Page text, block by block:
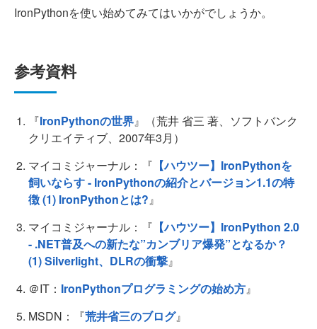
IronPythonを使い始めてみてはいかがでしょうか。
参考資料
『IronPythonの世界』（荒井 省三 著、ソフトバンク
クリエイティブ、2007年3月）
マイコミジャーナル：『 【ハウツー】IronPythonを
飼いならす - IronPythonの紹介とバージョン1.1の特
徴 (1) IronPythonとは?』
マイコミジャーナル：『 【ハウツー】IronPython 2.0
- .NET普及への新たな”カンブリア爆発”となるか？
(1) Silverlight、DLRの衝撃』
＠IT： IronPythonプログラミングの始め方』
MSDN：『荒井省三のブログ』